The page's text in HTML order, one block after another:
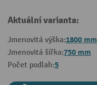
Aktuální varianta:
Jmenovitá výška:1800 mm
Jmenovitá šířka:750 mm
Počet podlah:5